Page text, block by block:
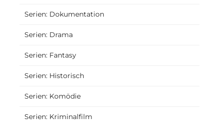
Serien: Dokumentation
Serien: Drama
Serien: Fantasy
Serien: Historisch
Serien: Komödie
Serien: Kriminalfilm